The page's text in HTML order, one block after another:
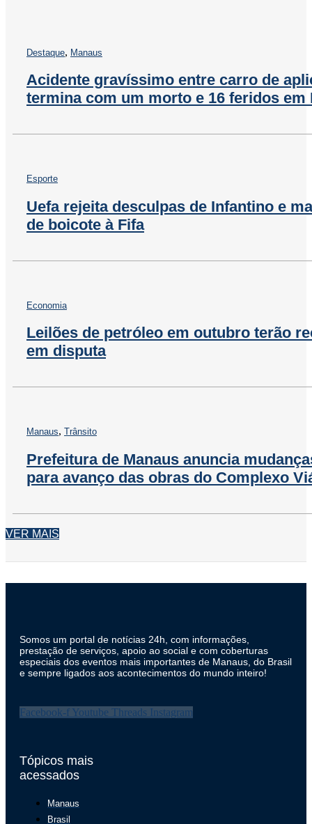
Destaque, Manaus
Acidente gravíssimo entre carro de
termina com um morto e 16 feridos em
Esporte
Uefa rejeita desculpas de Infantino e
de boicote à Fifa
Economia
Leilões de petróleo em outubro terão
em disputa
Manaus, Trânsito
Prefeitura de Manaus anuncia
para avanço das obras do Complexo
VER MAIS
Somos um portal de notícias 24h, com informações,
prestação de serviços, apoio ao social e com coberturas
especiais dos eventos mais importantes de Manaus, do Brasil
e sempre ligados aos acontecimentos do mundo inteiro!
Facebook-f Youtube Threads Instagram
Tópicos mais
acessados
Manaus
Brasil